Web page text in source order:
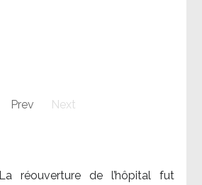
Prev Next
La réouverture de l’hôpital fut